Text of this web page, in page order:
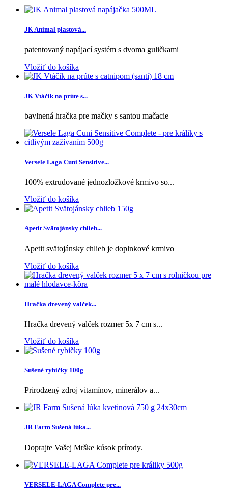
JK Animal plastová...
patentovaný napájací systém s dvoma guličkami
Vložiť do košíka
JK Vtáčik na prúte s...
bavlnená hračka pre mačky s santou mačacie
Versele Laga Cuni Sensitive...
100% extrudované jednozložkové krmivo so...
Vložiť do košíka
Apetit Svätojánsky chlieb...
Apetit svätojánsky chlieb je doplnkové krmivo
Vložiť do košíka
Hračka drevený valček...
Hračka drevený valček rozmer 5x 7 cm s...
Vložiť do košíka
Sušené rybičky 100g
Prirodzený zdroj vitamínov, minerálov a...
JR Farm Sušená lúka...
Doprajte Vašej Mrške kúsok prírody.
VERSELE-LAGA Complete pre...